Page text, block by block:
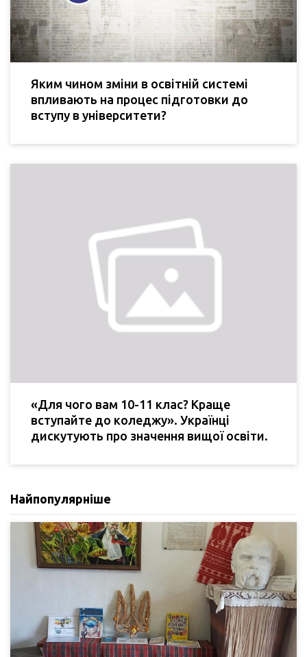
Яким чином зміни в освітній системі
впливають на процес підготовки до
вступу в університети?
«Для чого вам 10-11 клас? Краще
вступайте до коледжу». Українці
дискутують про значення вищої освіти.
Найпопулярніше